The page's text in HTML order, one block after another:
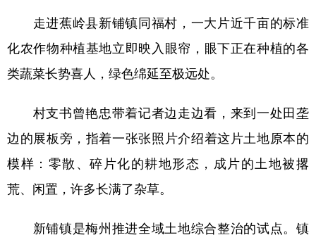
北京 天津 山西
辽宁 吉林 上海
广东 广西 海南 重庆
四川 贵州
走进蕉岭县新铺镇同福村，一大片近千亩的标准
化农作物种植基地立即映入眼帘，眼下正在种植的各
类蔬菜长势喜人，绿色绵延至极远处。
村支书曾艳忠带着记者边走边看，来到一处田垄
边的展板旁，指着一张张照片介绍着这片土地原本的
模样：零散、碎片化的耕地形态，成片的土地被撂
荒、闲置，许多长满了杂草。
新铺镇是梅州推进全域土地综合整治的试点。镇